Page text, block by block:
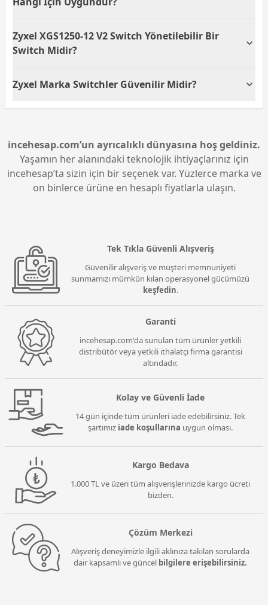
port ve 1 adet SFP+ port yer alır.
gerektiren uygulamaları desteklemek için uygundur.
Örneğin, büyük veri transferleri, video konferanslar
Zyxel XGS1250-12 V2 Switch Yönetilebilir Bir
Switch Midir?
özelliklerine sahip yönetilebilir bir switch'dir.
optimizasyonlarını web arayüzü üzerinden kolayca
Zyxel Marka Switchler Güvenilir Midir?
Zyxel, ağ çözümlerinde yıllarca edindiği deneyimi ve
performans ve esnek ağ yönetimi olanaklarıyla
zenginleştirir.
incehesap.com’un ayrıcalıklı dünyasına hoş geldiniz.
Yaşamın her alanındaki teknolojik ihtiyaçlarınız için
incehesap’ta sizin için bir seçenek var. Yüzlerce marka ve
on binlerce ürüne en hesaplı fiyatlarla ulaşın.
Tek Tıkla Güvenli Alışveriş
Güvenilir alışveriş ve müşteri memnuniyeti
sunmamızı mümkün kılan operasyonel gücümüzü
keşfedin.
Garanti
incehesap.com'da sunulan tüm ürünler yetkili
distribütör veya yetkili ithalatçı firma garantisi
altındadır.
Kolay ve Güvenli İade
14 gün içinde tüm ürünleri iade edebilirsiniz. Tek
şartımız iade koşullarına uygun olması.
Kargo Bedava
1.000 TL ve üzeri tüm alışverişlerinizde kargo ücreti
bizden.
Çözüm Merkezi
Alışveriş deneyimizle ilgili aklınıza takılan sorularda
dair kapsamlı ve güncel bilgilere erişebilirsiniz.